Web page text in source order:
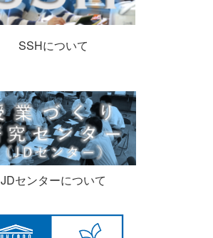
SSHについて
JDセンターについて